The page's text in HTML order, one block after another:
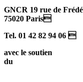
GNCR 19 rue de
75020 Paris
Tel. 01 42 82 94 06 
avec le soutien
du